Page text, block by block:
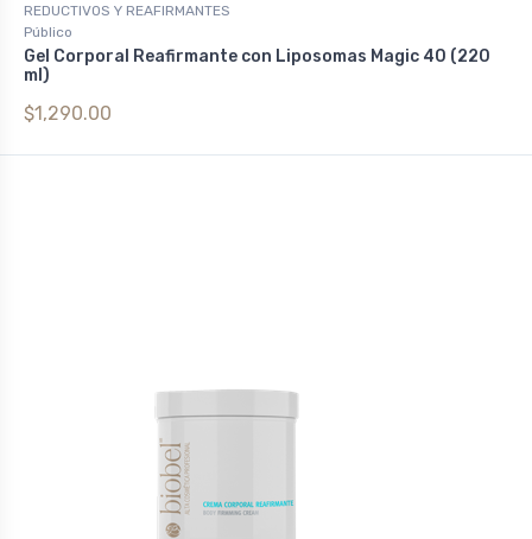
REDUCTIVOS Y REAFIRMANTES
Público
Gel Corporal Reafirmante con Liposomas Magic 40 (220
ml)
$1,290.00